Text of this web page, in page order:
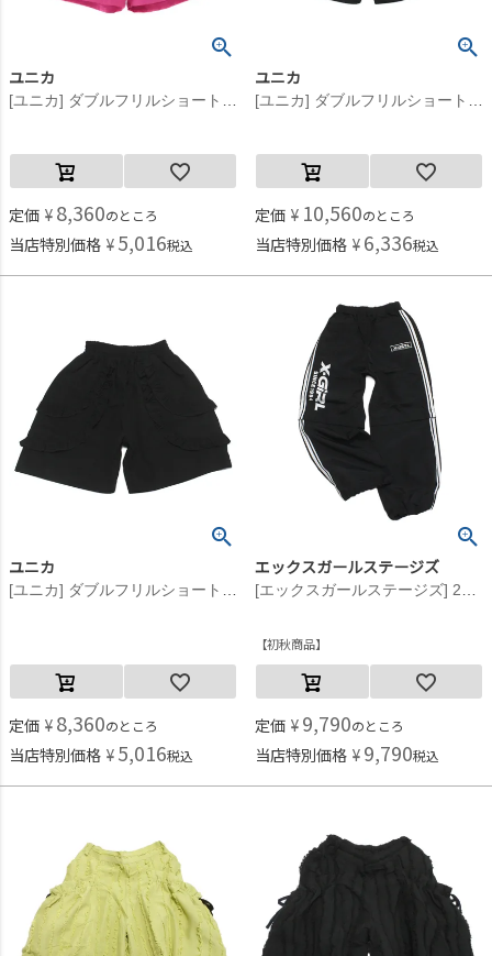
ユニカ
定価 ¥ 8,360のところ
当店特別価格 ¥ 5,016税込
ユニカ
定価 ¥ 10,560のところ
当店特別価格 ¥ 6,336税込
ユニカ
定価 ¥ 8,360のところ
当店特別価格 ¥ 5,016税込
エックスガールステージズ
初秋商品
定価 ¥ 9,790のところ
当店特別価格 ¥ 9,790税込